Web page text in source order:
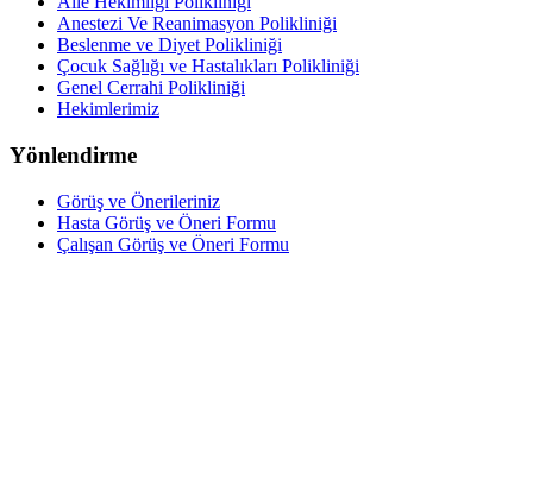
Anestezi Ve Reanimasyon Polikliniği
Beslenme ve Diyet Polikliniği
Çocuk Sağlığı ve Hastalıkları Polikliniği
Genel Cerrahi Polikliniği
Hekimlerimiz
Yönlendirme
Görüş ve Önerileriniz
Hasta Görüş ve Öneri Formu
Çalışan Görüş ve Öneri Formu